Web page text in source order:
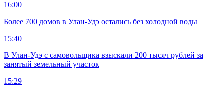
16:00
Более 700 домов в Улан-Удэ остались без холодной воды
15:40
В Улан-Удэ с самовольщика взыскали 200 тысяч рублей за
занятый земельный участок
15:29